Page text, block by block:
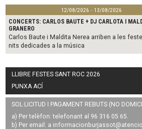
12/08/2026 - 13/08/2026
CONCERTS: CARLOS BAUTE + DJ CARLOTA I
GRANERO
Carlos Baute i Maldita Nerea arriben a les
nits dedicades a la música
LLIBRE FESTES SANT ROC 2026
PUNXA ACÍ
SOL·LICITUD I PAGAMENT REBUTS (NO
a) Per telèfon: telefonant al 96 316 05 65.
b) Per email: a